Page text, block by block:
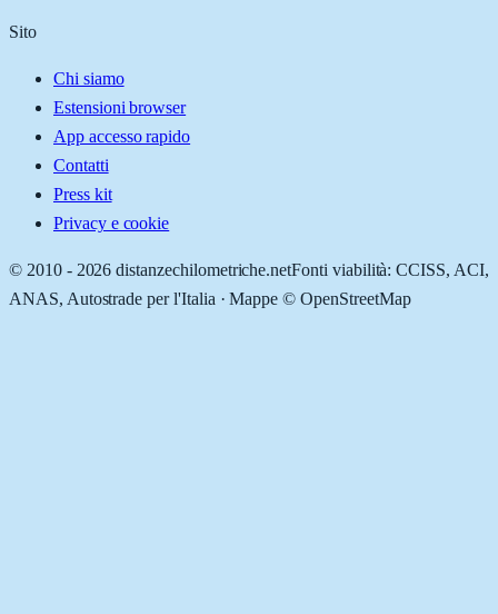
Sito
Chi siamo
Estensioni browser
App accesso rapido
Contatti
Press kit
Privacy e cookie
© 2010 - 2026 distanzechilometriche.netFonti viabilità: CCISS, ACI,
ANAS, Autostrade per l'Italia · Mappe © OpenStreetMap